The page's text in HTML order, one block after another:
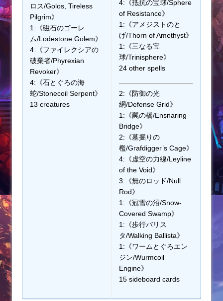
ロス/Golos, Tireless
Pilgrim》
1:《磁石のゴーレ
ム/Lodestone Golem》
4:《ファイレクシアの
破棄者/Phyrexian
Revoker》
4:《石とぐろの海
蛇/Stonecoil Serpent》
13 creatures
4:《抵抗の宝球/Sphere
of Resistance》
1:《アメジストのと
げ/Thorn of Amethyst》
1:《三なる宝
球/Trinisphere》
24 other spells
2:《防御の光
網/Defense Grid》
1:《罠の橋/Ensnaring
Bridge》
2:《墓掘りの
檻/Grafdigger’s Cage》
4:《虚空の力線/Leyline
of the Void》
3:《無のロッド/Null
Rod》
1:《冠雪の沼/Snow-
Covered Swamp》
1:《歩行バリス
タ/Walking Ballista》
1:《ワームとぐろエン
ジン/Wurmcoil
Engine》
15 sideboard cards